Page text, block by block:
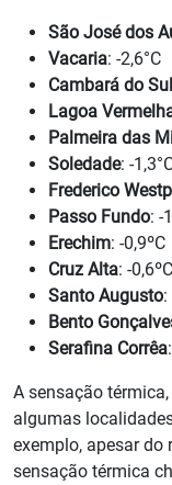
São José dos
Vacaria: -2,6°C
Cambará do Sul
Lagoa
Palmeira das
Soledade: -
Frederico
Passo Fundo: -
Erechim: -0,9ºC
Cruz Alta: -0,6ºC
Santo Augusto:
Bento
Serafina Corrêa
A sensação
algumas
exemplo, apesar do
sensação térmica